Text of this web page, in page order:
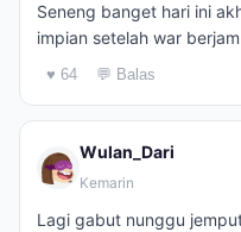
Seneng banget hari ini
impian setelah war
♥ 64 💬 Balas
Wulan_Dari
Kemarin
Lagi gabut nunggu